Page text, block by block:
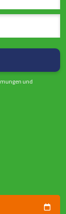
und